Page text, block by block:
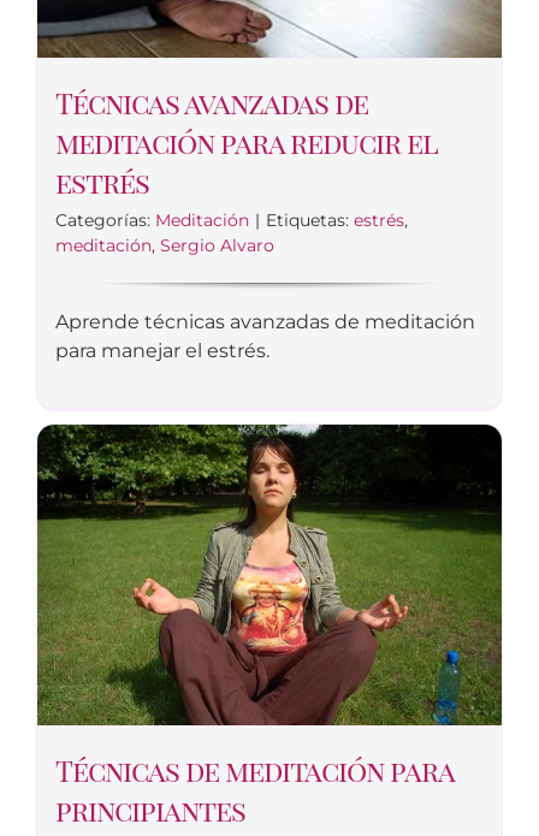
Técnicas avanzadas de
meditación para reducir el
estrés
Categorías: Meditación | Etiquetas: estrés,
meditación, Sergio Alvaro
Aprende técnicas avanzadas de meditación
para manejar el estrés.
Técnicas de meditación para
principiantes